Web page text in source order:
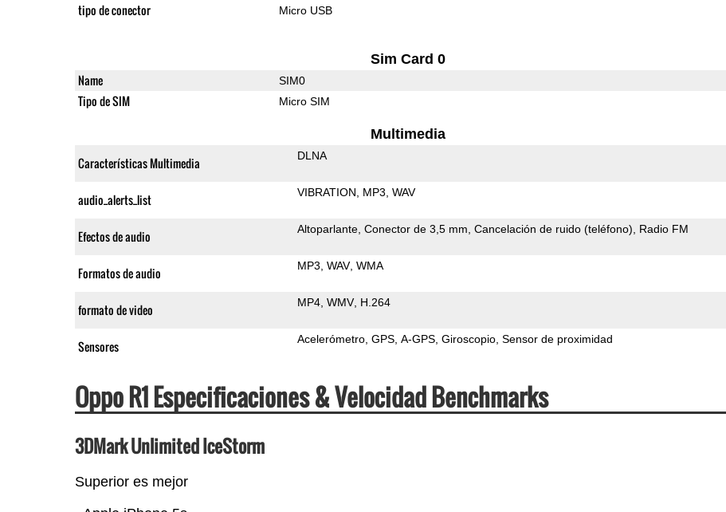
tipo de conector Micro USB
Sim Card 0
Name SIM0
Tipo de SIM Micro SIM
Multimedia
Características Multimedia DLNA
audio_alerts_list VIBRATION MP3 WAV
Efectos de audio Altoparlante Conector de 3,5 mm Cancelación de ruido (teléfono) Radio FM
Formatos de audio MP3 WAV WMA
formato de video MP4 WMV H.264
Sensores Acelerómetro GPS A-GPS Giroscopio Sensor de proximidad
Oppo R1 Especificaciones & Velocidad Benchmarks
3DMark Unlimited IceStorm
Superior es mejor